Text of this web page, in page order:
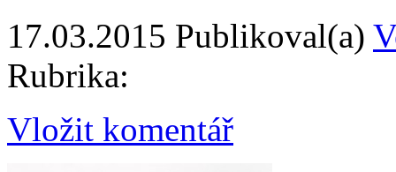
17.03.2015 Publikoval(a)
Rubrika:
Vložit komentář